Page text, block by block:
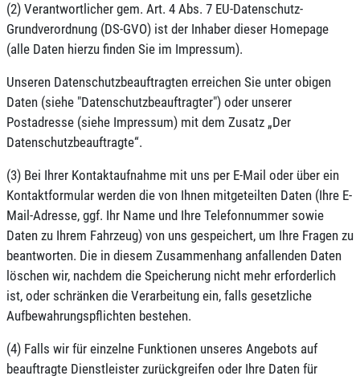
(2) Verantwortlicher gem. Art. 4 Abs. 7 EU-Datenschutz-
Grundverordnung (DS-GVO) ist der Inhaber dieser Homepage
(alle Daten hierzu finden Sie im Impressum).
Unseren Datenschutzbeauftragten erreichen Sie unter obigen
Daten (siehe "Datenschutzbeauftragter") oder unserer
Postadresse (siehe Impressum) mit dem Zusatz „Der
Datenschutzbeauftragte“.
(3) Bei Ihrer Kontaktaufnahme mit uns per E-Mail oder über ein
Kontaktformular werden die von Ihnen mitgeteilten Daten (Ihre E-
Mail-Adresse, ggf. Ihr Name und Ihre Telefonnummer sowie
Daten zu Ihrem Fahrzeug) von uns gespeichert, um Ihre Fragen zu
beantworten. Die in diesem Zusammenhang anfallenden Daten
löschen wir, nachdem die Speicherung nicht mehr erforderlich
ist, oder schränken die Verarbeitung ein, falls gesetzliche
Aufbewahrungspflichten bestehen.
(4) Falls wir für einzelne Funktionen unseres Angebots auf
beauftragte Dienstleister zurückgreifen oder Ihre Daten für